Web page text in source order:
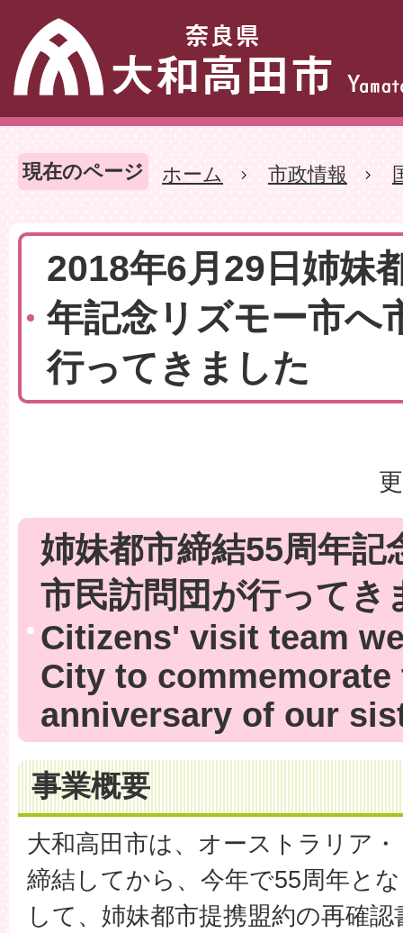
現在のページ ホーム 市政情報
2018年6月29日姉妹
年記念リズモー市へ
行ってきました
姉妹都市締結55周年記
市民訪問団が行ってき
Citizens' visit team
City to commemorate
anniversary of our
事業概要
大和高田市は、オーストラリア
締結してから、今年で55周年と
して、姉妹都市提携盟約の再確